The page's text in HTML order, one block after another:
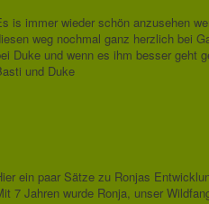
is immer wieder schön anzusehen
weg nochmal ganz herzlich bei
Duke und wenn es ihm besser geht
und Duke
ein paar Sätze zu Ronjas
7 Jahren wurde Ronja, unser